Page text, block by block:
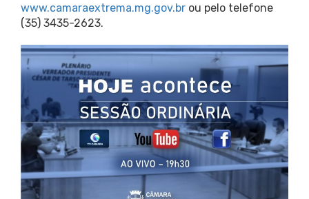
www.camaraextrema.mg.gov.br ou pelo telefone
(35) 3435-2623.